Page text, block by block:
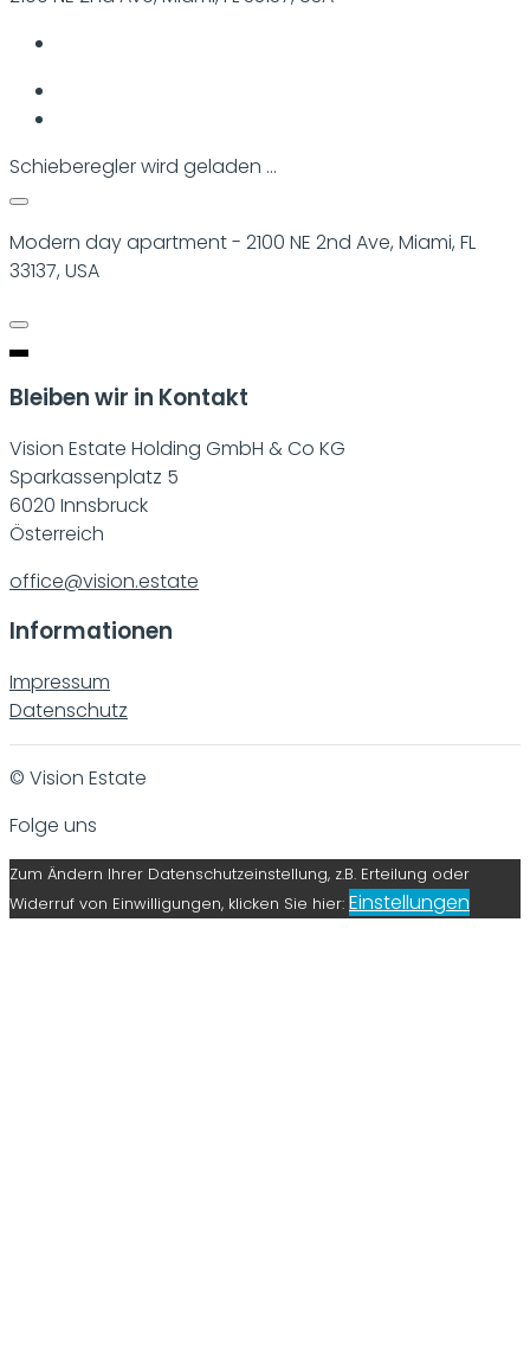
Schieberegler wird geladen ...
Modern day apartment - 2100 NE 2nd Ave, Miami, FL
33137, USA
Bleiben wir in Kontakt
Vision Estate Holding GmbH & Co KG
Sparkassenplatz 5
6020 Innsbruck
Österreich
office@vision.estate
Informationen
Impressum
Datenschutz
© Vision Estate
Folge uns
Zum Ändern Ihrer Datenschutzeinstellung, z.B. Erteilung oder
Widerruf von Einwilligungen, klicken Sie hier: Einstellungen